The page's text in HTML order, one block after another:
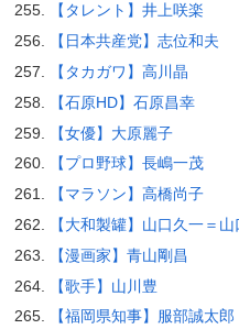
【タレント】井上咲楽
【日本共産党】志位和夫
【タカガワ】高川晶
【石原HD】石原昌幸
【女優】大原麗子
【プロ野球】長嶋一茂
【マラソン】高橋尚子
【大和製罐】山口久一＝山
【漫画家】青山剛昌
【歌手】山川豊
【福岡県知事】服部誠太郎